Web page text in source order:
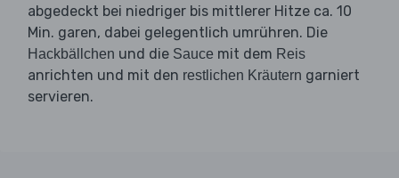
abgedeckt bei niedriger bis mittlerer Hitze ca. 10
Min. garen, dabei gelegentlich umrühren. Die
Hackbällchen und die Sauce mit dem Reis
anrichten und mit den restlichen Kräutern garniert
servieren.